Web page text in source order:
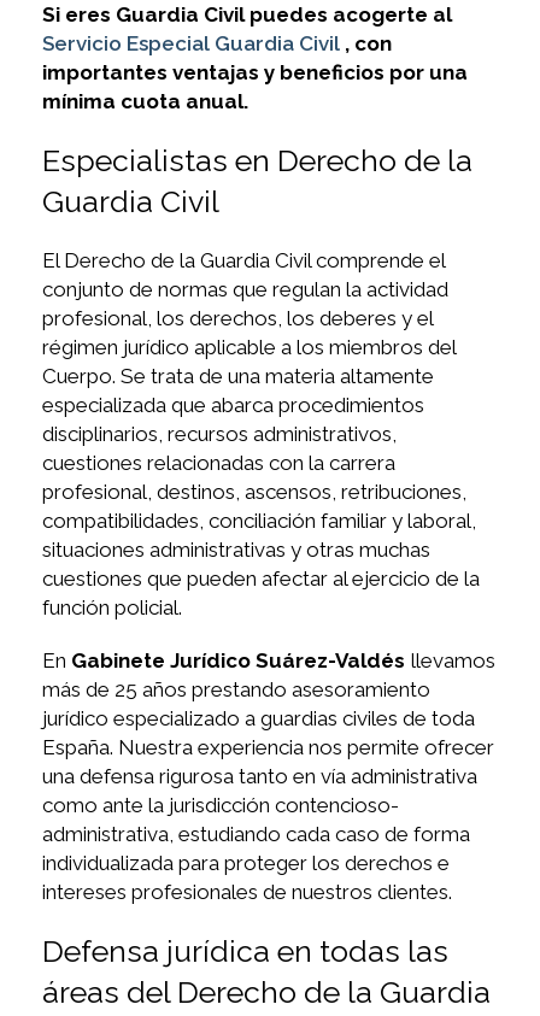
Si eres Guardia Civil puedes acogerte al
Servicio Especial Guardia Civil , con
importantes ventajas y beneficios por una
mínima cuota anual.
Especialistas en Derecho de la
Guardia Civil
El Derecho de la Guardia Civil comprende el
conjunto de normas que regulan la actividad
profesional, los derechos, los deberes y el
régimen jurídico aplicable a los miembros del
Cuerpo. Se trata de una materia altamente
especializada que abarca procedimientos
disciplinarios, recursos administrativos,
cuestiones relacionadas con la carrera
profesional, destinos, ascensos, retribuciones,
compatibilidades, conciliación familiar y laboral,
situaciones administrativas y otras muchas
cuestiones que pueden afectar al ejercicio de la
función policial.
En Gabinete Jurídico Suárez-Valdés llevamos
más de 25 años prestando asesoramiento
jurídico especializado a guardias civiles de toda
España. Nuestra experiencia nos permite ofrecer
una defensa rigurosa tanto en vía administrativa
como ante la jurisdicción contencioso-
administrativa, estudiando cada caso de forma
individualizada para proteger los derechos e
intereses profesionales de nuestros clientes.
Defensa jurídica en todas las
áreas del Derecho de la Guardia